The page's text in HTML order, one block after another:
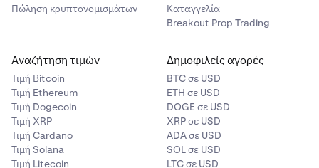
για εντολές Limit.
πάντα θετικές.
•
Σήμα Ενεργοποίησης:
Τελευταία Τιμή (Last Price)
Η πιο πρόσφατη τιμή στην οποία
πραγματοποιήθηκε μια συναλλαγή.
Πώληση κρυπτονομισμάτων
Καταγγελία
Breakout Prop Trading
Αναζήτηση τιμών
Τιμή Βitcoin
Τιμή Ethereum
Τιμή Dogecoin
Τιμή XRP
Τιμή Cardano
Τιμή Solana
Τιμή Litecoin
Δημοφιλείς αγορές
BTC σε USD
ETH σε USD
DOGE σε USD
XRP σε USD
ADA σε USD
SOL σε USD
LTC σε USD